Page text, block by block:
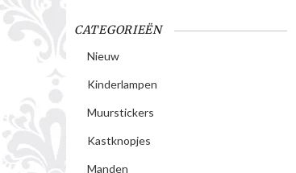
CATEGORIEËN
Nieuw
Kinderlampen
Muurstickers
Kastknopjes
Manden